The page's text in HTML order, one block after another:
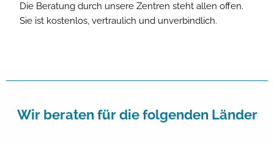
Die Beratung durch unsere Zentren steht allen offen.
Sie ist kostenlos, vertraulich und unverbindlich.
Wir beraten für die folgenden Länder